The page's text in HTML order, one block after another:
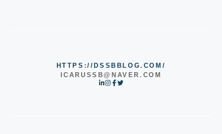
HTTPS://DSSBBLOG.COM/
ICARUSSB@NAVER.COM